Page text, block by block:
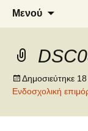
6o
Μενού
Δημοσιεύτηκε
Ενδοσχολική